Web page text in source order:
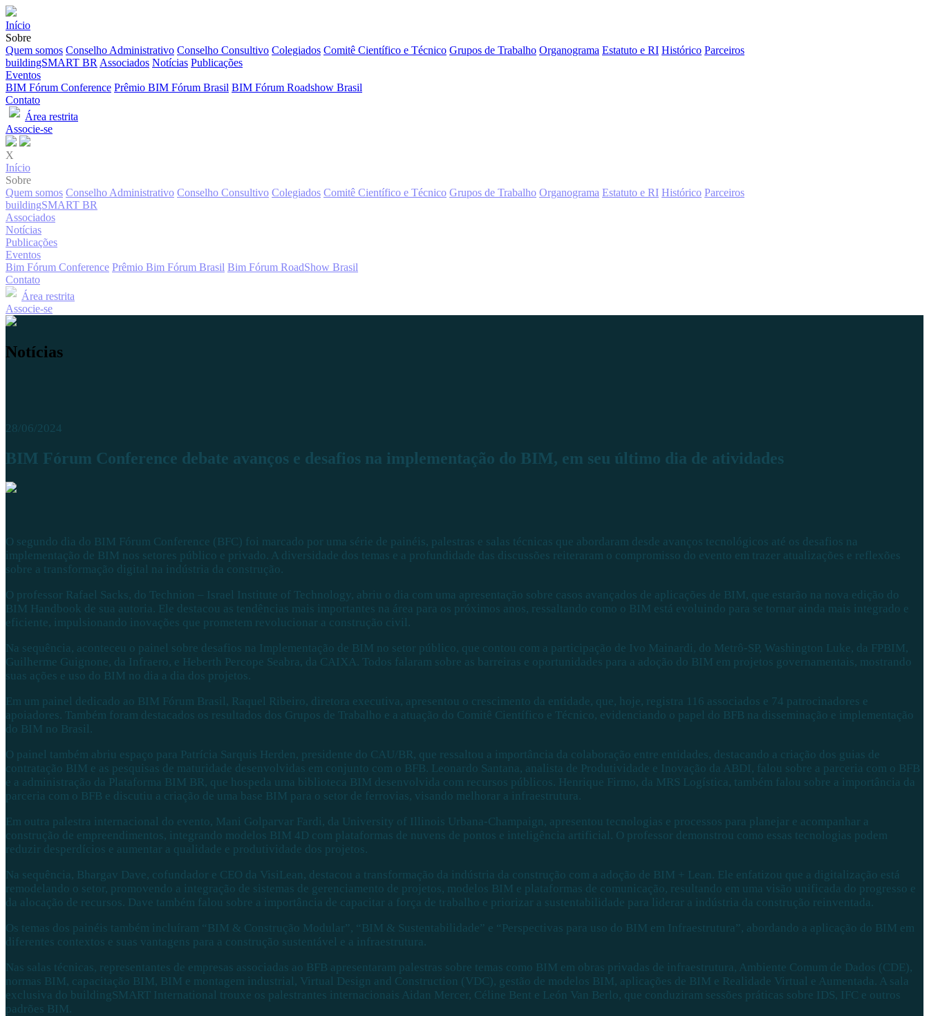
Início
Sobre
Quem somos Conselho Administrativo Conselho Consultivo Colegiados Comitê Científico e Técnico Grupos de Trabalho Organograma Estatuto e RI Histórico Parceiros
buildingSMART BR Associados Notícias Publicações
Eventos
BIM Fórum Conference Prêmio BIM Fórum Brasil BIM Fórum Roadshow Brasil
Contato
Área restrita
Associe-se
X
Início
Sobre
Quem somos Conselho Administrativo Conselho Consultivo Colegiados Comitê Científico e Técnico Grupos de Trabalho Organograma Estatuto e RI Histórico Parceiros
buildingSMART BR
Associados
Notícias
Publicações
Eventos
Bim Fórum Conference Prêmio Bim Fórum Brasil Bim Fórum RoadShow Brasil
Contato
Área restrita
Associe-se
Notícias
28/06/2024
BIM Fórum Conference debate avanços e desafios na implementação do BIM, em seu último dia de atividades
O segundo dia do BIM Fórum Conference (BFC) foi marcado por uma série de painéis, palestras e salas técnicas que abordaram desde avanços tecnológicos até os desafios na
implementação de BIM nos setores público e privado. A diversidade dos temas e a profundidade das discussões reiteraram o compromisso do evento em trazer atualizações e reflexões
sobre a transformação digital na indústria da construção.
O professor Rafael Sacks, do Technion – Israel Institute of Technology, abriu o dia com uma apresentação sobre casos avançados de aplicações de BIM, que estarão na nova edição do
BIM Handbook de sua autoria. Ele destacou as tendências mais importantes na área para os próximos anos, ressaltando como o BIM está evoluindo para se tornar ainda mais integrado e
eficiente, impulsionando inovações que prometem revolucionar a construção civil.
Na sequência, aconteceu o painel sobre desafios na Implementação de BIM no setor público, que contou com a participação de Ivo Mainardi, do Metrô-SP, Washington Luke, da FPBIM,
Guilherme Guignone, da Infraero, e Heberth Percope Seabra, da CAIXA. Todos falaram sobre as barreiras e oportunidades para a adoção do BIM em projetos governamentais, mostrando
suas ações e uso do BIM no dia a dia dos projetos.
Em um painel dedicado ao BIM Fórum Brasil, Raquel Ribeiro, diretora executiva, apresentou o crescimento da entidade, que, hoje, registra 116 associados e 74 patrocinadores e
apoiadores. Também foram destacados os resultados dos Grupos de Trabalho e a atuação do Comitê Científico e Técnico, evidenciando o papel do BFB na disseminação e implementação
do BIM no Brasil.
O painel também abriu espaço para Patrícia Sarquis Herden, presidente do CAU/BR, que ressaltou a importância da colaboração entre entidades, destacando a criação dos guias de
contratação BIM e as pesquisas de maturidade desenvolvidas em conjunto com o BFB. Leonardo Santana, analista de Produtividade e Inovação da ABDI, falou sobre a parceria com o BFB
e a administração da Plataforma BIM BR, que hospeda uma biblioteca BIM desenvolvida com recursos públicos. Henrique Firmo, da MRS Logística, também falou sobre a importância da
parceria com o BFB e discutiu a criação de uma base BIM para o setor de ferrovias, visando melhorar a infraestrutura.
Em outra palestra internacional do evento, Mani Golparvar Fardi, da University of Illinois Urbana-Champaign, apresentou tecnologias e processos para planejar e acompanhar a
construção de empreendimentos, integrando modelos BIM 4D com plataformas de nuvens de pontos e inteligência artificial. O professor demonstrou como essas tecnologias podem
reduzir desperdícios e aumentar a qualidade e produtividade dos projetos.
Na sequência, Bhargav Dave, cofundador e CEO da VisiLean, destacou a transformação da indústria da construção com a adoção de BIM + Lean. Ele enfatizou que a digitalização está
remodelando o setor, promovendo a integração de sistemas de gerenciamento de projetos, modelos BIM e plataformas de comunicação, resultando em uma visão unificada do progresso e
da alocação de recursos. Dave também falou sobre a importância de capacitar a força de trabalho e priorizar a sustentabilidade para liderar a indústria da construção reinventada.
Os temas dos painéis também incluíram “BIM & Construção Modular”, “BIM & Sustentabilidade” e “Perspectivas para uso do BIM em Infraestrutura”, abordando a aplicação do BIM em
diferentes contextos e suas vantagens para a construção sustentável e a infraestrutura.
Nas salas técnicas, representantes de empresas associadas ao BFB apresentaram palestras sobre temas como BIM em obras privadas de infraestrutura, Ambiente Comum de Dados (CDE),
normas BIM, capacitação BIM, BIM e montagem industrial, Virtual Design and Construction (VDC), gestão de modelos BIM, aplicações de BIM e Realidade Virtual e Aumentada. A sala
exclusiva do buildingSMART International trouxe os palestrantes internacionais Aidan Mercer, Céline Bent e León Van Berlo, que conduziram sessões práticas sobre IDS, IFC e outros
padrões BIM.